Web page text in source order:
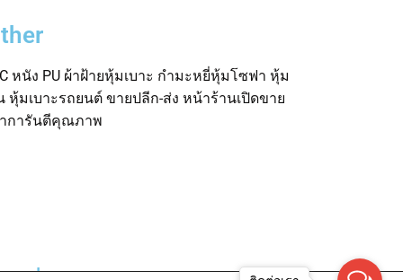
หนัง PU ผ้าฝ้ายหุ้มเบาะ กำมะหยี่หุ้มโซฟา หุ้ม
หุ้มเบาะรถยนต์ ขายปลีก-ส่ง หน้าร้านเปิดขาย
การันตีคุณภาพ